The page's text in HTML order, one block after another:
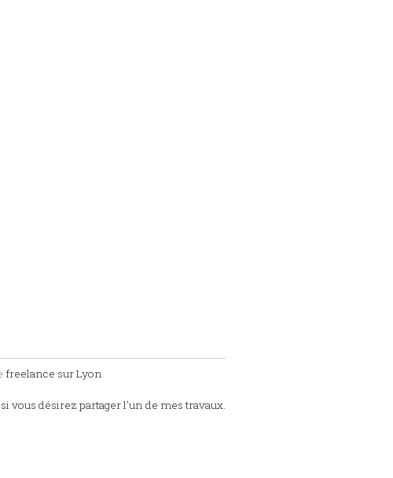
freelance sur Lyon
vous désirez partager l'un de mes travaux.